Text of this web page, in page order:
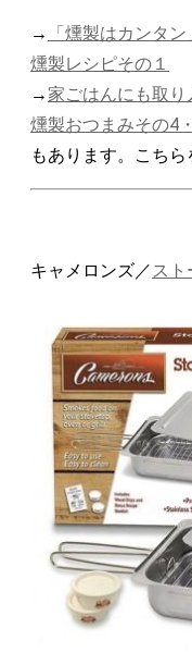
→
「燻製はカンタ
燻製レシピその１
→ 家ごはんにも取
燻製おつまみその4
もあります。こちら
キャメロンズ／ ス